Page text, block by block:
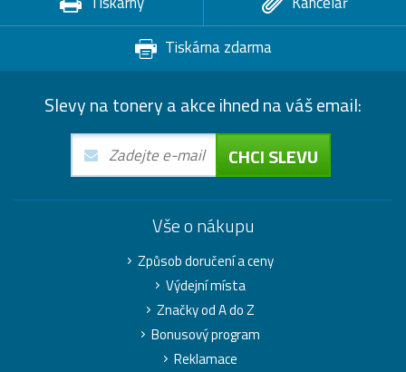
Tiskárna zdarma
Slevy na tonery a akce ihned na váš email:
CHCI SLEVU
Vše o nákupu
Způsob doručení a ceny
Výdejní místa
Značky od A do Z
Bonusový program
Reklamace